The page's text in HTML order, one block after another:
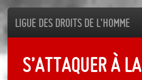
Ligue des droits de l'Homme
S’attaquer à la